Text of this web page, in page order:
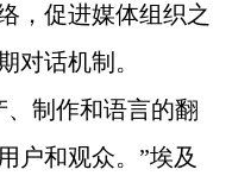
，促进媒体组织之
对话机制。
制作和语言的翻
户和观众。”埃及